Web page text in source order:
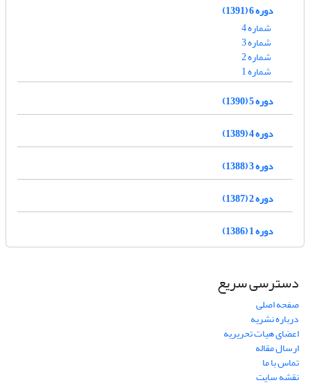
دوره 6 (1391)
شماره 4
شماره 3
شماره 2
شماره 1
دوره 5 (1390)
دوره 4 (1389)
دوره 3 (1388)
دوره 2 (1387)
دوره 1 (1386)
دسترسی سریع
صفحه اصلی
درباره نشریه
اعضای هیات تحریریه
ارسال مقاله
تماس با ما
نقشه سایت